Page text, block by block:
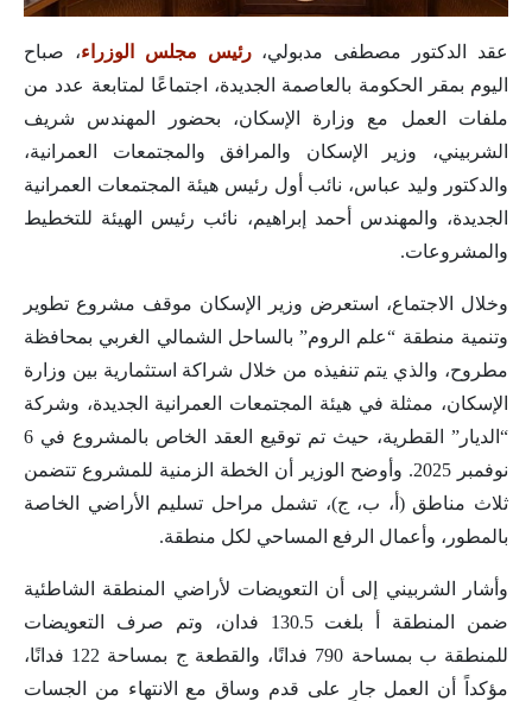
عقد الدكتور مصطفى مدبولي،رئيس مجلس الوزراء، صباح
اليوم بمقر الحكومة بالعاصمة الجديدة، اجتماعًا لمتابعة عدد من
ملفات العمل مع وزارة الإسكان، بحضور المهندس شريف
الشربيني، وزير الإسكان والمرافق والمجتمعات العمرانية،
والدكتور وليد عباس، نائب أول رئيس هيئة المجتمعات العمرانية
الجديدة، والمهندس أحمد إبراهيم، نائب رئيس الهيئة للتخطيط
والمشروعات.
وخلال الاجتماع، استعرض وزير الإسكان موقف مشروع تطوير
وتنمية منطقة “علم الروم” بالساحل الشمالي الغربي بمحافظة
مطروح، والذي يتم تنفيذه من خلال شراكة استثمارية بين وزارة
الإسكان، ممثلة في هيئة المجتمعات العمرانية الجديدة، وشركة
“الديار” القطرية، حيث تم توقيع العقد الخاص بالمشروع في 6
نوفمبر 2025. وأوضح الوزير أن الخطة الزمنية للمشروع تتضمن
ثلاث مناطق (أ، ب، ج)، تشمل مراحل تسليم الأراضي الخاصة
بالمطور، وأعمال الرفع المساحي لكل منطقة.
وأشار الشربيني إلى أن التعويضات لأراضي المنطقة الشاطئية
ضمن المنطقة أ بلغت 130.5 فدان، وتم صرف التعويضات
للمنطقة ب بمساحة 790 فدانًا، والقطعة ج بمساحة 122 فدانًا،
مؤكداً أن العمل جارٍ على قدم وساق مع الانتهاء من الجسات